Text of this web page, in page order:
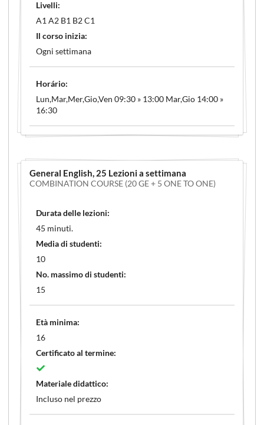
Livelli:
A1 A2 B1 B2 C1
Il corso inizia:
Ogni settimana
Horário:
Lun,Mar,Mer,Gio,Ven 09:30 » 13:00 Mar,Gio 14:00 »
16:30
General English, 25 Lezioni a settimana
COMBINATION COURSE (20 GE + 5 ONE TO ONE)
Durata delle lezioni:
45 minuti.
Media di studenti:
10
No. massimo di studenti:
15
Età minima:
16
Certificato al termine:
Materiale didattico:
Incluso nel prezzo